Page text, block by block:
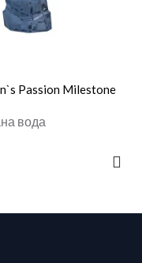
Passion Milestone
вода